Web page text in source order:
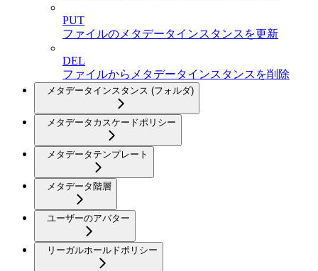
PUT
ファイルのメタデータインスタンスを更新
DEL
ファイルからメタデータインスタンスを削除
メタデータインスタンス (フォルダ)
メタデータカスケードポリシー
メタデータテンプレート
メタデータ階層
ユーザーのアバター
リーガルホールドポリシー